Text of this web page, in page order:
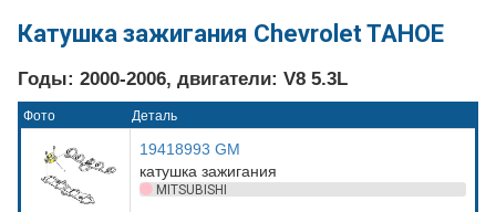
Катушка зажигания Chevrolet TAHOE
Годы: 2000-2006, двигатели: V8 5.3L
Фото Деталь
19418993 GM
катушка зажигания
MITSUBISHI